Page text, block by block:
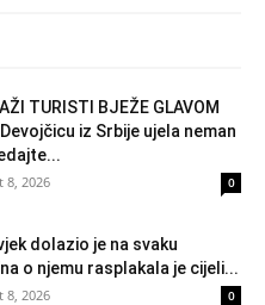
TURISTI BJEŽE GLAVOM
iz Srbije ujela neman
8, 2026 0
dolazio je na svaku
o njemu rasplakala je cijeli...
8, 2026 0